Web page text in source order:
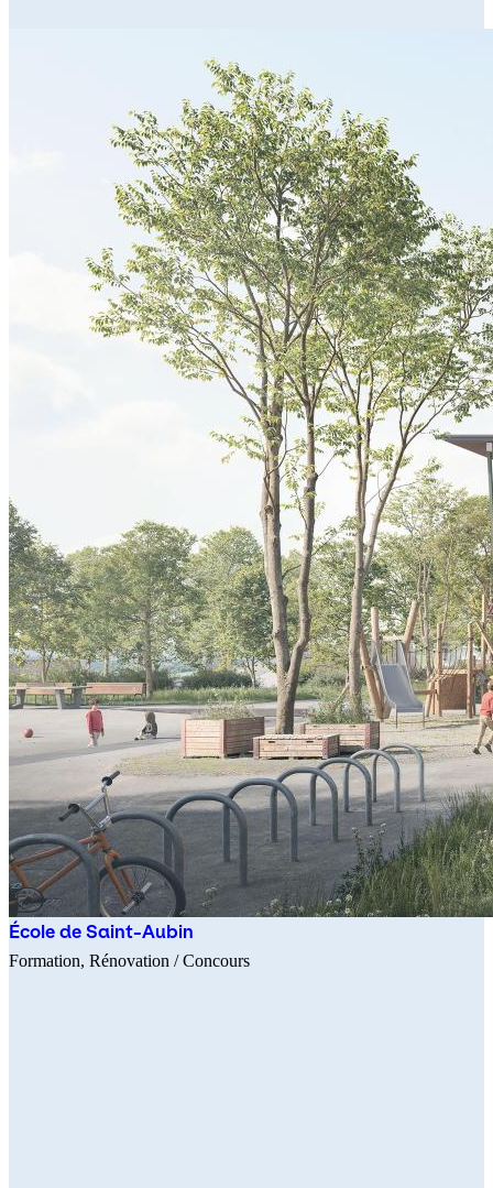
École de Saint-Aubin
Formation Rénovation / Concours